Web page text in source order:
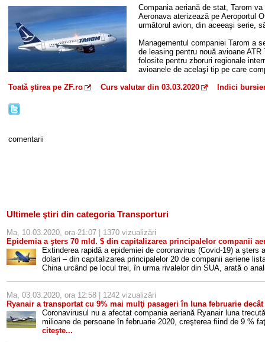
Compania aeriană de stat, Tarom
Aeronava aterizează pe Aeroportul
următorul avion, din aceeaşi serie,
Managementul companiei Tarom a
de leasing pentru nouă avioane
folosite pentru zboruri regionale
avioanele de acelaşi tip pe care
Toată ştirea pe ZF.ro
Curs valutar din 03.03.2020 Indici
comentarii
Ultimele ştiri din categoria Transporturi
Ma, 10.03.2020, ora 21:07 | 1370 vizualizări
Epidemia a şters 70 mld. $ din capitalizarea principalelor companii
Extinderea rapidă a epidemiei de coronavirus (Covid-19) a şters
dolari – din capitalizarea principalelor 20 de companii aeriene
China urcând pe locul trei, în urma rivalelor din SUA, arată o
Ma, 03.03.2020, ora 12:58 | 1242 vizualizări
Ryanair a transportat cu 9% mai mulţi pasageri în luna februarie
Coronavirusul nu a afectat compania aeriană Ryanair luna
milioane de persoane în februarie 2020, creşterea fiind de 9 %
citeşte...